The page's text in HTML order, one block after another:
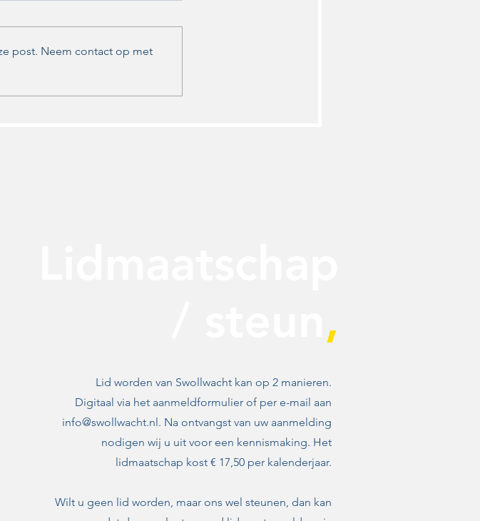
post. Neem contact op met
,
Lid worden van Swollwacht kan op 2 manieren.
Digitaal via het aanmeldformulier of per e-mail aan
info@swollwacht.nl . Na ontvangst van uw aanmelding
nodigen wij u uit voor een kennismaking. Het
lidmaatschap kost € 17,50 per kalenderjaar.
Wilt u geen lid worden, maar ons wel steunen, dan kan